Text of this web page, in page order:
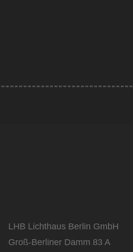
LHB Lichthaus Berlin GmbH
Groß-Berliner Damm 83 A